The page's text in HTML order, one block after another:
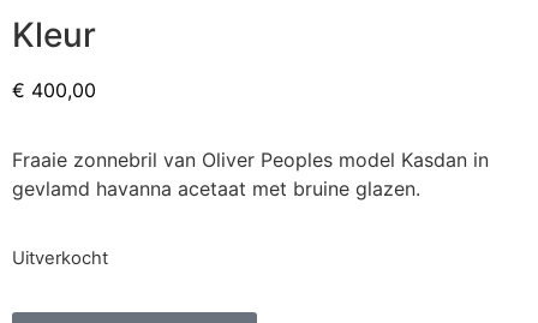
Kleur
€ 400,00
Fraaie zonnebril van Oliver Peoples model Kasdan in
gevlamd havanna acetaat met bruine glazen.
Uitverkocht